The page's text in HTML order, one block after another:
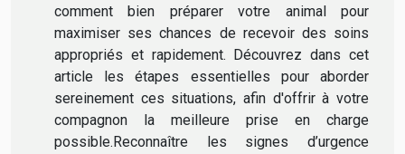
comment bien préparer votre animal pour
maximiser ses chances de recevoir des soins
appropriés et rapidement. Découvrez dans cet
article les étapes essentielles pour aborder
sereinement ces situations, afin d'offrir à votre
compagnon la meilleure prise en charge
possible.Reconnaître les signes d’urgence